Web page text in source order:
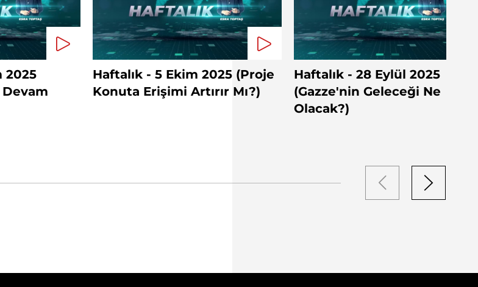
2025
Devam
Haftalık - 5 Ekim 2025 (Proje
Konuta Erişimi Artırır Mı?)
Haftalık - 28 Eylül 2025
(Gazze'nin Geleceği Ne
Olacak?)